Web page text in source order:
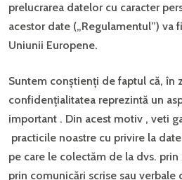
prelucrarea datelor cu caracter
acestor date („Regulamentul”) va
Uniunii Europene.
Suntem conștienți de faptul că, în
confidențialitatea reprezintă un
important . Din acest motiv , veti
practicile noastre cu privire la
pe care le colectăm de la dvs.
prin comunicări scrise sau verbale